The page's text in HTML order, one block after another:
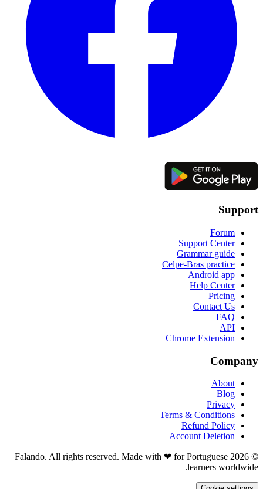
Support
Forum
Support Center
Grammar guide
Celpe-Bras practice
Android app
Help Center
Pricing
Contact Us
FAQ
API
Chrome Extension
Company
About
Blog
Privacy
Terms & Conditions
Refund Policy
Account Deletion
© 2026 Falando. All rights reserved. Made with ❤ for Portuguese
learners worldwide.